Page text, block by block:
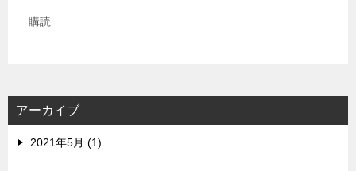
ル
ス
購読
アーカイブ
2021年5月 (1)